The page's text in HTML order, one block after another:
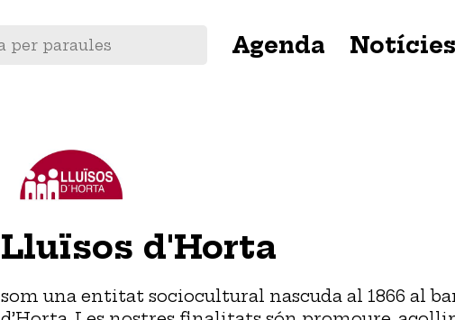
principal
Agenda Notícies
Lluïsos d'Horta
som una entitat sociocultural nascuda al 1866 al